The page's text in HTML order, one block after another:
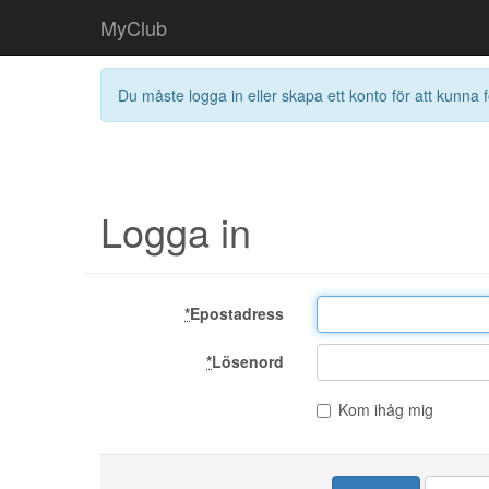
MyClub
Du måste logga in eller skapa ett konto för att kunna
Logga in
*Epostadress
*Lösenord
Kom ihåg mig